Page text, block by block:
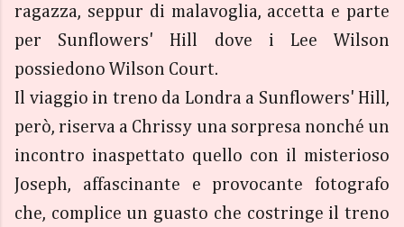
ragazza, seppur di malavoglia, accetta e parte
per Sunflowers' Hill dove i Lee Wilson
possiedono Wilson Court.
Il viaggio in treno da Londra a Sunflowers' Hill,
però, riserva a Chrissy una sorpresa nonché un
incontro inaspettato quello con il misterioso
Joseph, affascinante e provocante fotografo
che, complice un guasto che costringe il treno